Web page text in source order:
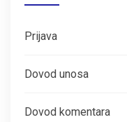
Prijava
Dovod unosa
Dovod komentara